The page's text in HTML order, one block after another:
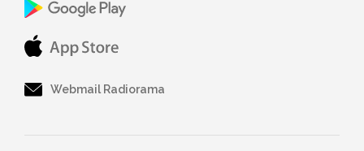
Webmail Radiorama